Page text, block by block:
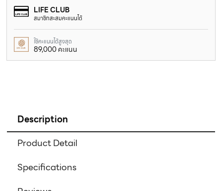
LIFE CLUB
สมาชิกสะสมคะแนนได้
ใช้คะแนนได้สูงสุด
89,000 คะแนน
Description
Product Detail
Specifications